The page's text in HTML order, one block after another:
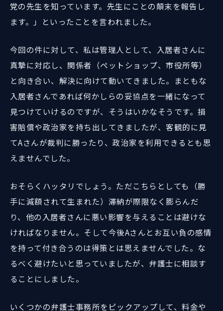
党の先生を知っています。先生にことの顛末を報告し
ます。」といったことを言われました。
今回の件に対して、私は管理人として、入居者さんに
真摯に対応し、関係者（ペットショップ、市役所等）
と向き合い、解決に向けて動いてきました。まともな
入居者さんであれば何かしらの妥協点を一緒になって
見つけていけるのですが、そうはいかなそうです。損
害賠償や政治家を持ち出してきましたが、客観的に見
てAさんが裁判に勝ったり、政治家を利用できるとも思
えませんでした。
おそらくハッタリでしょう。ただこちらとしても（勝
手に減額されて生まれた）滞納が際限なく膨らんだ
り、他の入居者さんに悪い影響を与えることは避けな
ければなりません。そして今後Aさんとお互い負の感情
を持って付き合うのは得策とは思えませんでした。な
るべく避けたいと思っていましたが、弁護士に相談す
ることにしました。
いくつかの弁護士事務所をピックアップして、料金や